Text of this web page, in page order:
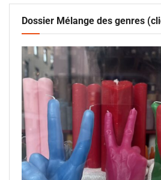
Dossier Mélange des genres